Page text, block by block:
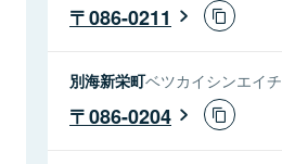
086-0211
別海新栄町ベツカイシンエイ
086-0204